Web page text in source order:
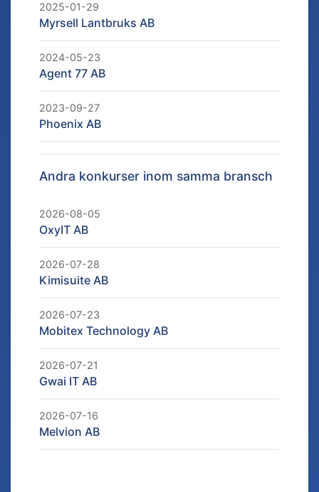
2025-01-29
Myrsell Lantbruks AB
2024-05-23
Agent 77 AB
2023-09-27
Phoenix AB
Andra konkurser inom samma bransch
2026-08-05
OxyIT AB
2026-07-28
Kimisuite AB
2026-07-23
Mobitex Technology AB
2026-07-21
Gwai IT AB
2026-07-16
Melvion AB